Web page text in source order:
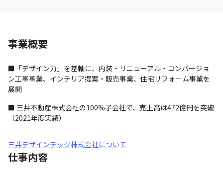
事業概要
■「デザイン力」を基軸に、内装・リニューアル・コンバージョ
ン工事事業、インテリア提案・販売事業、住宅リフォーム事業を
展開
■ 三井不動産株式会社の100%子会社で、売上高は472億円を突破
（2021年度実績）
三井デザインテック株式会社について
仕事内容